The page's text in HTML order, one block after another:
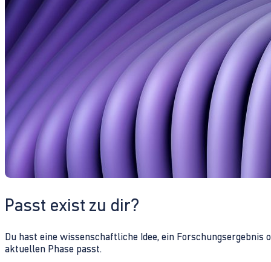
Passt exist zu dir?
Du hast eine wissenschaftliche Idee, ein
aktuellen Phase passt.